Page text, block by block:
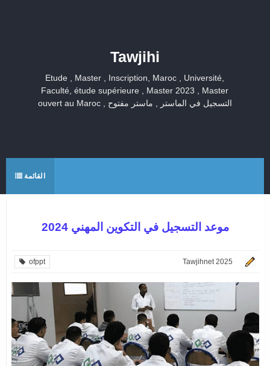
Tawjihi
Etude , Master , Inscription, Maroc , Université,
Faculté, étude supérieure , Master 2023 , Master
ouvert au Maroc , التسجيل في الماستر , ماستر مفتوح
القائمة
موعد التسجيل في التكوين المهني 2024
Tawjihnet 2025
ofppt